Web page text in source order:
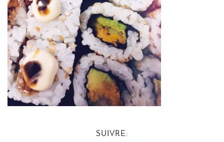
SUIVRE: